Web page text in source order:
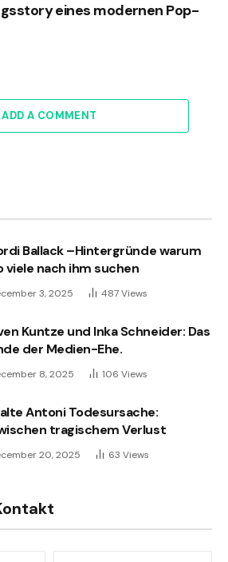
eines modernen Pop-
ADD A COMMENT
Ballack –Hintergründe warum
viele nach ihm suchen
3, 2025 487Views
Kuntze und Inka Schneider: Das
der Medien-Ehe.
8, 2025 106 Views
Antoni Todesursache:
tragischem Verlust
20, 2025 63 Views